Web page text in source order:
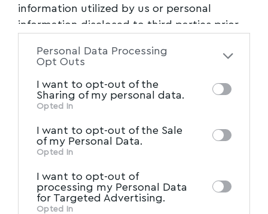
information utilized by us or personal
information disclosed to third parties prior
of the further disclosure of your personal
of downstream participants. This
information may also be disclosed by us to
Participantsthat may further disclose it to
other third parties.
Personal Data Processing
Opt Outs
I want to opt-out of the
Sharing of my personal data.
Opted In
I want to opt-out of the Sale
of my Personal Data.
Opted In
I want to opt-out of
processing my Personal Data
for Targeted Advertising.
Opted In